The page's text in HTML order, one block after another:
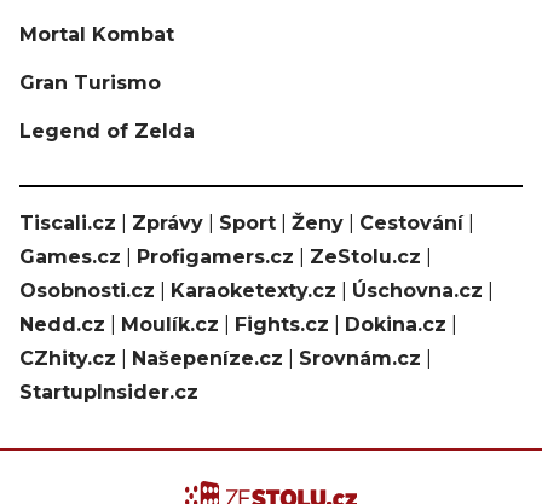
Mortal Kombat
Gran Turismo
Legend of Zelda
Tiscali.cz Zprávy Sport Ženy Cestování|
Games.cz
Profigamers.cz ZeStolu.cz
Osobnosti.cz
Karaoketexty.cz Úschovna.cz
Nedd.cz
Moulík.cz Fights.cz Dokina.cz
CZhity.cz
Našepeníze.cz Srovnám.cz
StartupInsider.cz